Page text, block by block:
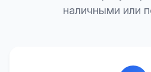
наличными или